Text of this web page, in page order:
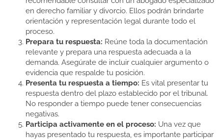
en derecho familiar y divorcio. Ellos podrán brindarte
orientación y representación legal durante todo el
proceso.
Prepara tu respuesta: Reúne toda la documentación
relevante y prepara una respuesta adecuada a la
demanda. Asegúrate de incluir cualquier argumento o
evidencia que respalde tu posición.
Presenta tu respuesta a tiempo: Es vital presentar tu
respuesta dentro del plazo establecido por el tribunal.
No responder a tiempo puede tener consecuencias
negativas.
Participa activamente en el proceso: Una vez que
hayas presentado tu respuesta, es importante participar